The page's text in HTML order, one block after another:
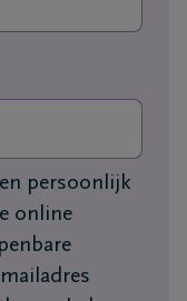
persoonlijk
online